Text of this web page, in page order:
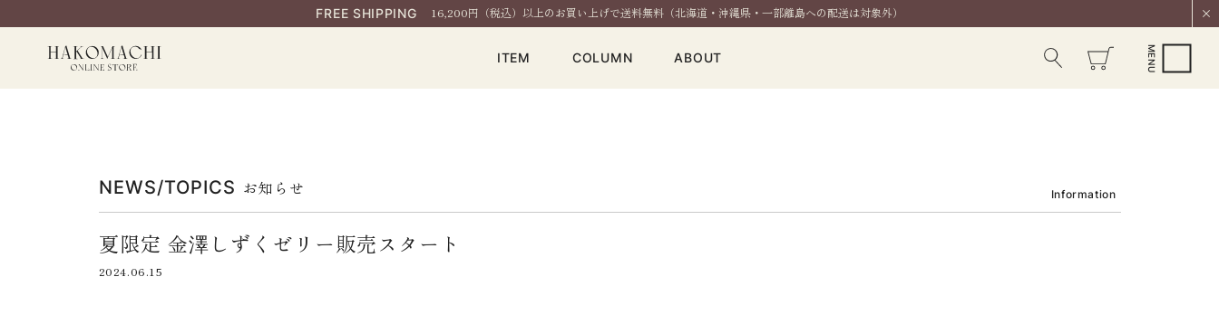
FREE SHIPPING 16,200円（税込）以上のお買い上げで送料無料（北海道・沖縄県・一部離島への配送は対象外）
ITEM COLUMN ABOUT
NEWS/TOPICS お知らせ Information
夏限定 金澤しずくゼリー販売スタート
2024.06.15